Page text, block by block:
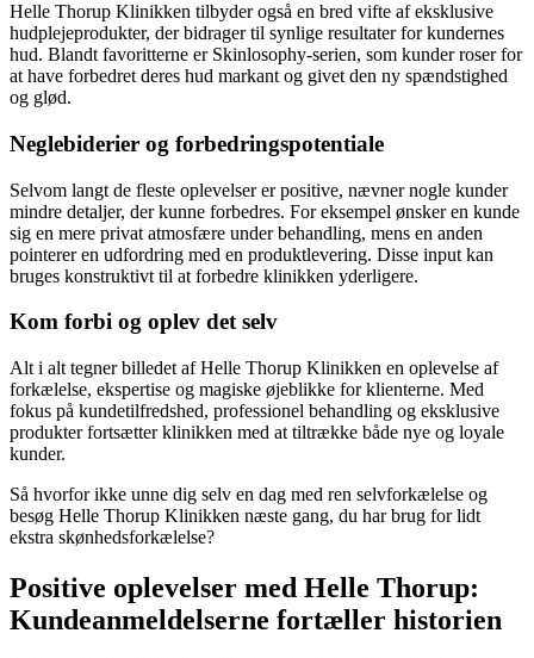
Helle Thorup Klinikken tilbyder også en bred vifte af eksklusive
hudplejeprodukter, der bidrager til synlige resultater for kundernes
hud. Blandt favoritterne er Skinlosophy-serien, som kunder roser for
at have forbedret deres hud markant og givet den ny spændstighed
og glød.
Neglebiderier og forbedringspotentiale
Selvom langt de fleste oplevelser er positive, nævner nogle kunder
mindre detaljer, der kunne forbedres. For eksempel ønsker en kunde
sig en mere privat atmosfære under behandling, mens en anden
pointerer en udfordring med en produktlevering. Disse input kan
bruges konstruktivt til at forbedre klinikken yderligere.
Kom forbi og oplev det selv
Alt i alt tegner billedet af Helle Thorup Klinikken en oplevelse af
forkælelse, ekspertise og magiske øjeblikke for klienterne. Med
fokus på kundetilfredshed, professionel behandling og eksklusive
produkter fortsætter klinikken med at tiltrække både nye og loyale
kunder.
Så hvorfor ikke unne dig selv en dag med ren selvforkælelse og
besøg Helle Thorup Klinikken næste gang, du har brug for lidt
ekstra skønhedsforkælelse?
Positive oplevelser med Helle Thorup:
Kundeanmeldelserne fortæller historien